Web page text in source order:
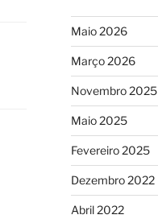
Maio 2026
Março 2026
Novembro 2025
Maio 2025
Fevereiro 2025
Dezembro 2022
Abril 2022